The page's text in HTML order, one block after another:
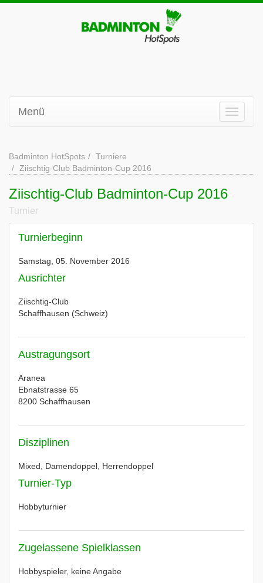
Menü
Badminton HotSpots
Turniere
Ziischtig-Club Badminton-Cup 2016
Ziischtig-Club Badminton-Cup 2016 -
Turnier
Turnierbeginn
Samstag, 05. November 2016
Ausrichter
Ziischtig-Club
Schaffhausen (Schweiz)
Austragungsort
Aranea
Ebnatstrasse 65
8200 Schaffhausen
Disziplinen
Mixed, Damendoppel, Herrendoppel
Turnier-Typ
Hobbyturnier
Zugelassene Spielklassen
Hobbyspieler, keine Angabe